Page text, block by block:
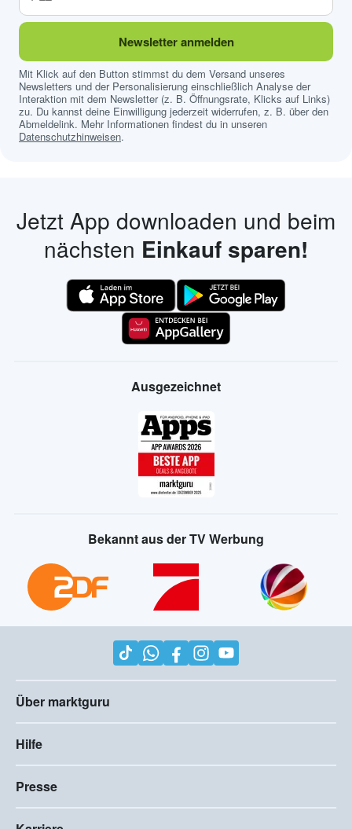
Newsletter anmelden
Mit Klick auf den Button stimmst du dem Versand unseres
Newsletters und der Personalisierung einschließlich Analyse der
Interaktion mit dem Newsletter (z. B. Öffnungsrate, Klicks auf Links)
zu. Du kannst deine Einwilligung jederzeit widerrufen, z. B. über den
Abmeldelink. Mehr Informationen findest du in unseren
Datenschutzhinweisen.
Jetzt App downloaden und beim
nächsten Einkauf sparen!
Ausgezeichnet
Bekannt aus der TV Werbung
Über marktguru
Hilfe
Presse